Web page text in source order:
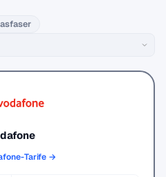
Tarife →